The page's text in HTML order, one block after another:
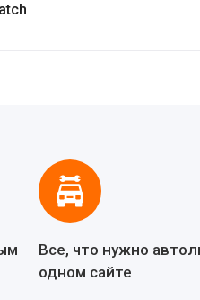
Все, что нужно
одном сайте